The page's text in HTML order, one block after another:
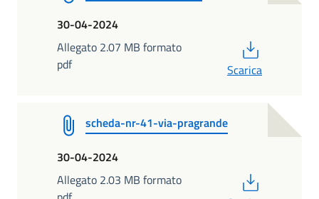
30-04-2024
Allegato 2.07 MB formato
pdf
Scarica
scheda-nr-41-via-pragrande
30-04-2024
Allegato 2.03 MB formato